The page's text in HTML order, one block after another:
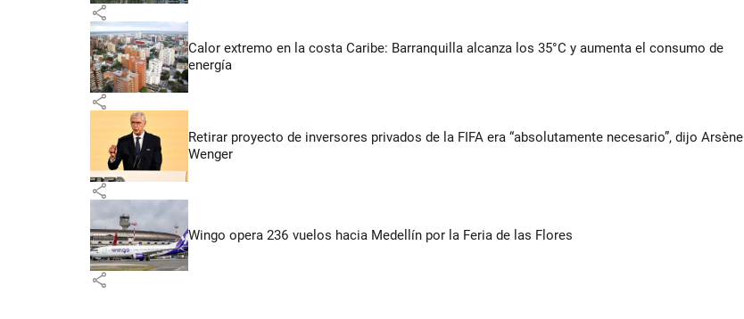
share
Calor extremo en la costa Caribe: Barranquilla alcanza los 35°C y aumenta el consumo de
energía
share
Retirar proyecto de inversores privados de la FIFA era “absolutamente necesario”, dijo Arsène
Wenger
share
Wingo opera 236 vuelos hacia Medellín por la Feria de las Flores
share